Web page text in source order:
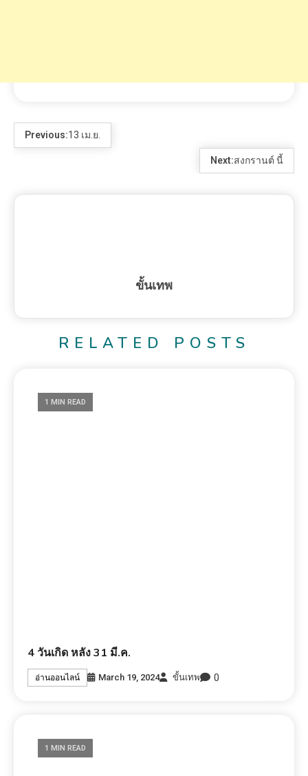
Previous:13 เม.ย.
Next:สงกรานต์ นี้
ขั้นเทพ
RELATED POSTS
1 MIN READ
4 วันเกิด หลัง 31 มี.ค.
อ่านออนไลน์ March 19, 2024 ขั้นเทพ 0
1 MIN READ